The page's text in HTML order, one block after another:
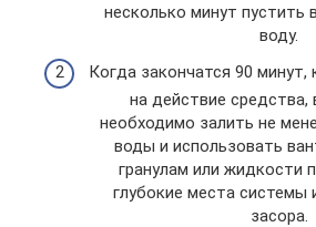
несколько минут пустить
воду.
Когда закончатся 90
на действие средства,
необходимо залить не
воды и использовать
гранулам или жидкости
глубокие места системы
засора.